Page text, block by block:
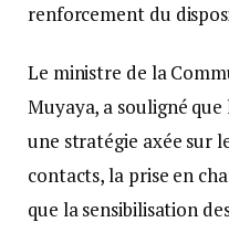
renforcement du
Le ministre de la
Muyaya, a souligné
une stratégie axée sur
contacts, la prise en
que la sensibilisation